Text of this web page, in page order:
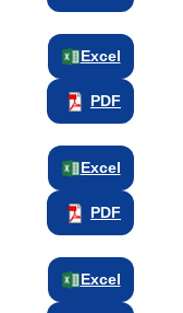
Excel
PDF
Excel
PDF
Excel